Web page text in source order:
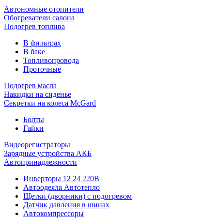
Автономные отопители
Обогреватели салона
Подогрев топлива
В фильтрах
В баке
Топливопровода
Проточные
Подогрев масла
Накидки на сиденье
Секретки на колеса McGard
Болты
Гайки
Видеорегистраторы
Зарядные устройства АКБ
Автопринадлежности
Инверторы 12 24 220В
Автоодеяла Автотепло
Щетки (дворники) с подогревом
Датчик давления в шинах
Автокомпрессоры